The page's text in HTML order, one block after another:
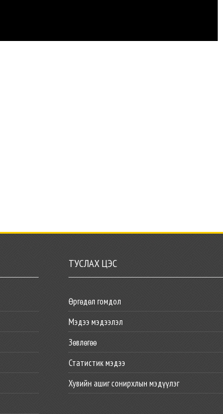
ТУСЛАХ ЦЭС
Өргөдөл гомдол
Мэдээ мэдээлэл
Зөвлөгөө
Статистик мэдээ
Хувийн ашиг сонирхлын мэдүүлэг